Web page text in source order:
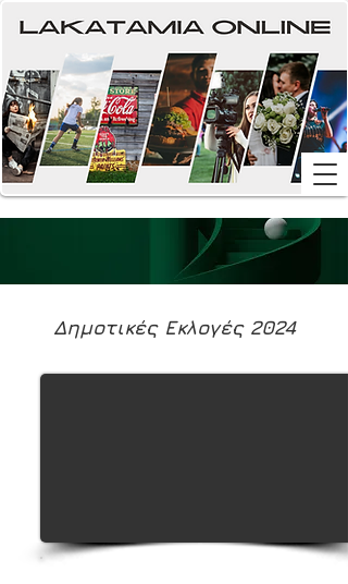
Δημοτικές Eκλογές 2024